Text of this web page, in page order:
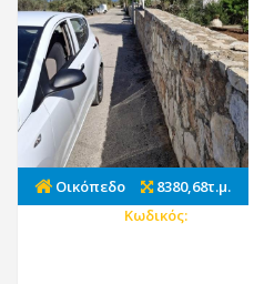
Οικόπεδο
8380,68τ.μ.
Κωδικός: